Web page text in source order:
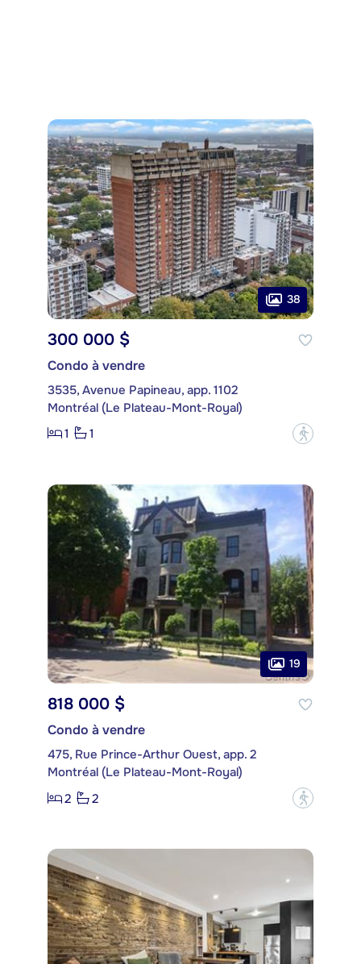
38
300 000 $
Condo à vendre
3535, Avenue Papineau, app. 1102
Montréal (Le Plateau-Mont-Royal)
1
1 ?
19
818 000 $
Condo à vendre
475, Rue Prince-Arthur Ouest, app. 2
Montréal (Le Plateau-Mont-Royal)
2
2 ?